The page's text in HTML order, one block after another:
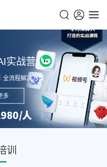
实战营
全流程解决方案
多
训